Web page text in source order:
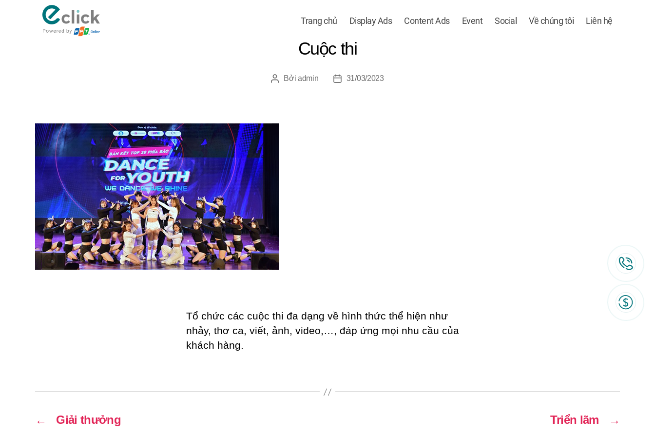
Trang chủ Display Ads Content Ads Event Social Về chúng tôi Liên hệ
Cuộc thi
TácBởi admin
Ngày31/03/2023
Tổ chức các cuộc thi đa dạng về hình thức thể hiện như
nhảy, thơ ca, viết, ảnh, video,…, đáp ứng mọi nhu cầu của
khách hàng.
← Giải thưởng →
Triển lãm